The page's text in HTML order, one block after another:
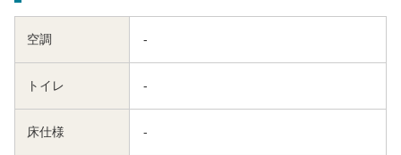
空調 -
トイレ -
床仕様 -